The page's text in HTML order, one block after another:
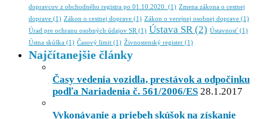
dopravcov z obchodného registra po 01.10.2020.
(1) Zmena zákona o cestnej
doprave (1) Zákon o cestnej doprave (1) Zákon o verejnej osobnej doprave (1)
Úrad pre ochranu osobných údajov SR (1) Ústava SR (2) Ústavnosť (1)
Ústna skúška (1) Časový limit (1) Živnostenský register (1)
Najčítanejšie články
Časy vedenia vozidla, prestávok a odpočinku
podľa Nariadenia č. 561/2006/ES 28.1.2017
Vykonávanie a priebeh skúšok na získanie